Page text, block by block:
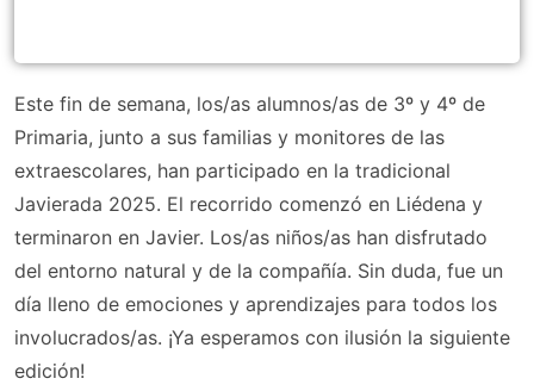
Este fin de semana, los/as alumnos/as de 3º y 4º de
Primaria, junto a sus familias y monitores de las
extraescolares, han participado en la tradicional
Javierada 2025. El recorrido comenzó en Liédena y
terminaron en Javier. Los/as niños/as han disfrutado
del entorno natural y de la compañía. Sin duda, fue un
día lleno de emociones y aprendizajes para todos los
involucrados/as. ¡Ya esperamos con ilusión la siguiente
edición!